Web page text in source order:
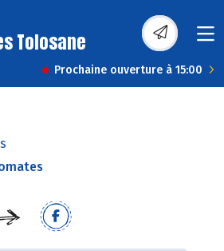
Tolosane
Prochaine ouverture à 15:00